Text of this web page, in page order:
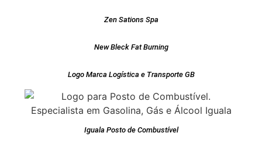
Zen Sations Spa
New Bleck Fat Burning
Logo Marca Logística e Transporte GB
Iguala Posto de Combustível